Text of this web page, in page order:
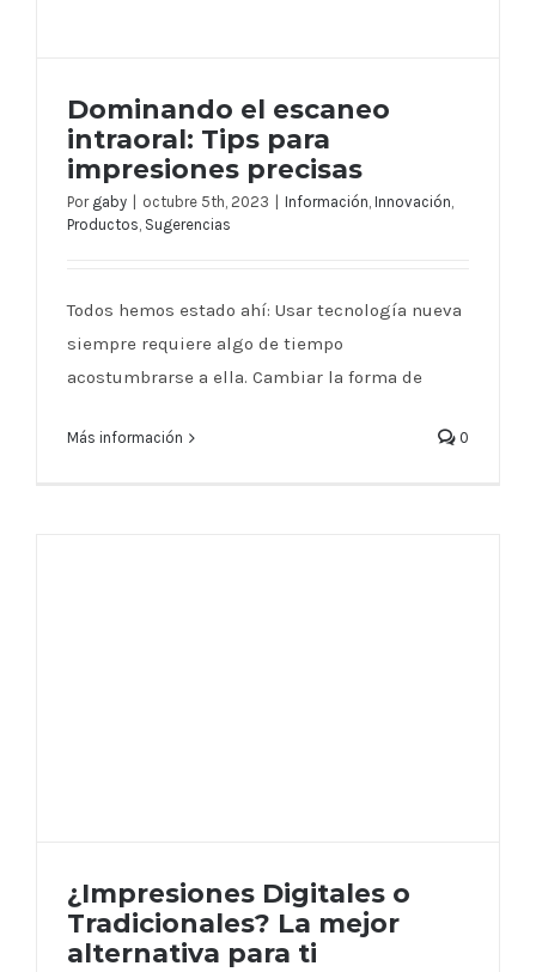
Dominando el escaneo intraoral: Tips
Dominando el escaneo
intraoral: Tips para
impresiones precisas
Por gaby | octubre 5th, 2023 | Información Innovación
Productos Sugerencias
Todos hemos estado ahí: Usar tecnología nueva
siempre requiere algo de tiempo
acostumbrarse a ella. Cambiar la forma de
Más información 0
¿Impresiones Digitales o
Tradicionales? La mejor
alternativa para ti